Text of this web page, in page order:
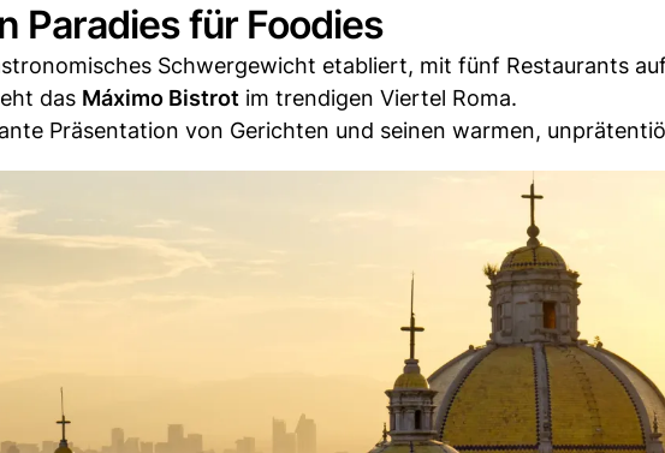
Paradies für Foodies
Schwergewicht etabliert, mit fünf Restaurants
das Máximo Bistrot im trendigen Viertel Roma.
Präsentation von Gerichten und seinen warmen,